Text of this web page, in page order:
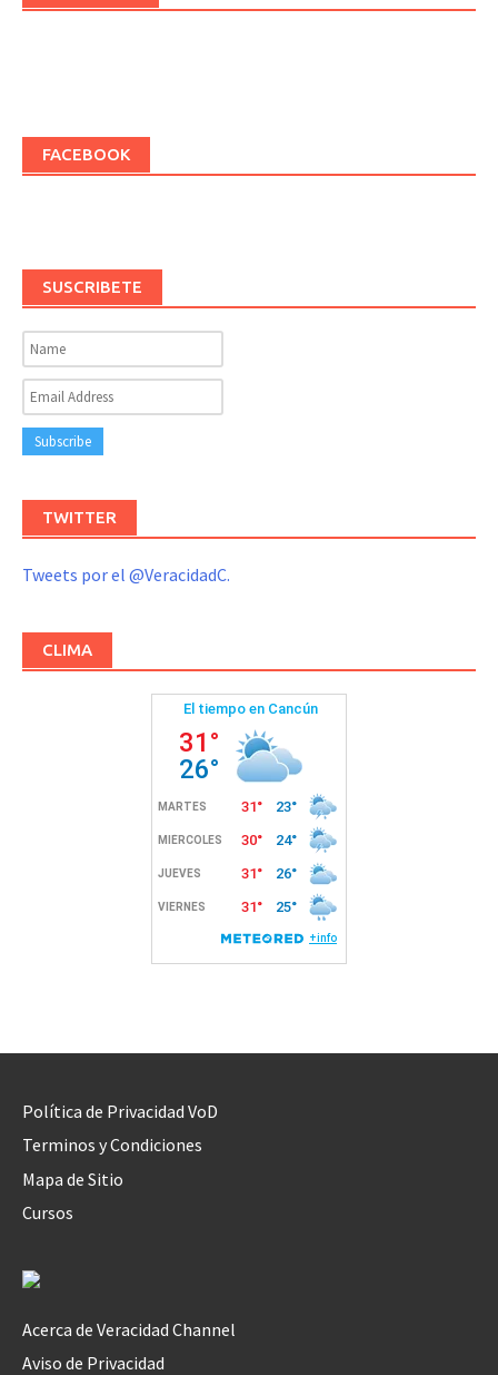
FACEBOOK
SUSCRIBETE
TWITTER
Tweets por el @VeracidadC.
CLIMA
Política de Privacidad VoD
Terminos y Condiciones
Mapa de Sitio
Cursos
Acerca de Veracidad Channel
Aviso de Privacidad